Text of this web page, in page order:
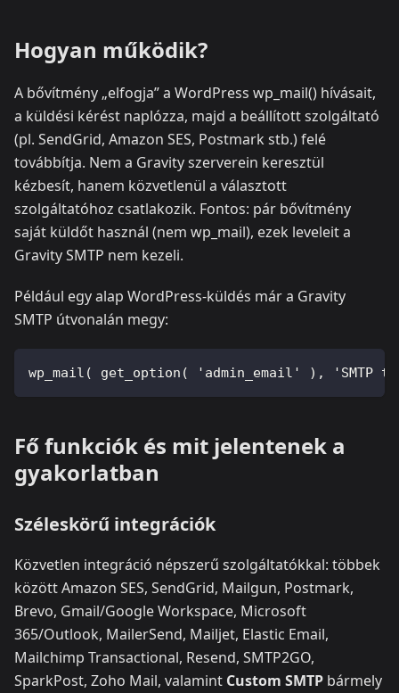
Hogyan működik?
A bővítmény „elfogja” a WordPress wp_mail() hívásait,
a küldési kérést naplózza, majd a beállított szolgáltató
(pl. SendGrid, Amazon SES, Postmark stb.) felé
továbbítja. Nem a Gravity szerverein keresztül
kézbesít, hanem közvetlenül a választott
szolgáltatóhoz csatlakozik. Fontos: pár bővítmény
saját küldőt használ (nem wp_mail), ezek leveleit a
Gravity SMTP nem kezeli.
Például egy alap WordPress‑küldés már a Gravity
SMTP útvonalán megy:
wp_mail( get_option( 'admin_email' ), 'SMTP
Fő funkciók és mit jelentenek a
gyakorlatban
Széleskörű integrációk
Közvetlen integráció népszerű szolgáltatókkal: többek
között Amazon SES, SendGrid, Mailgun, Postmark,
Brevo, Gmail/Google Workspace, Microsoft
365/Outlook, MailerSend, Mailjet, Elastic Email,
Mailchimp Transactional, Resend, SMTP2GO,
SparkPost, Zoho Mail, valamint Custom SMTP bármely